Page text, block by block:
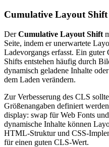
Cumulative Layout
DerCumulative Layout Shift
Seite, indem er unerwartete
Ladevorgangs erfasst. Ein
Shifts entstehen häufig durch
dynamisch geladene Inhalte
dem Laden verändern.
Zur Verbesserung des CLS
Größenangaben definiert
display: swap für Web Fonts
dynamische Inhalte können
HTML-Struktur und CSS-
für einen guten CLS-Wert.